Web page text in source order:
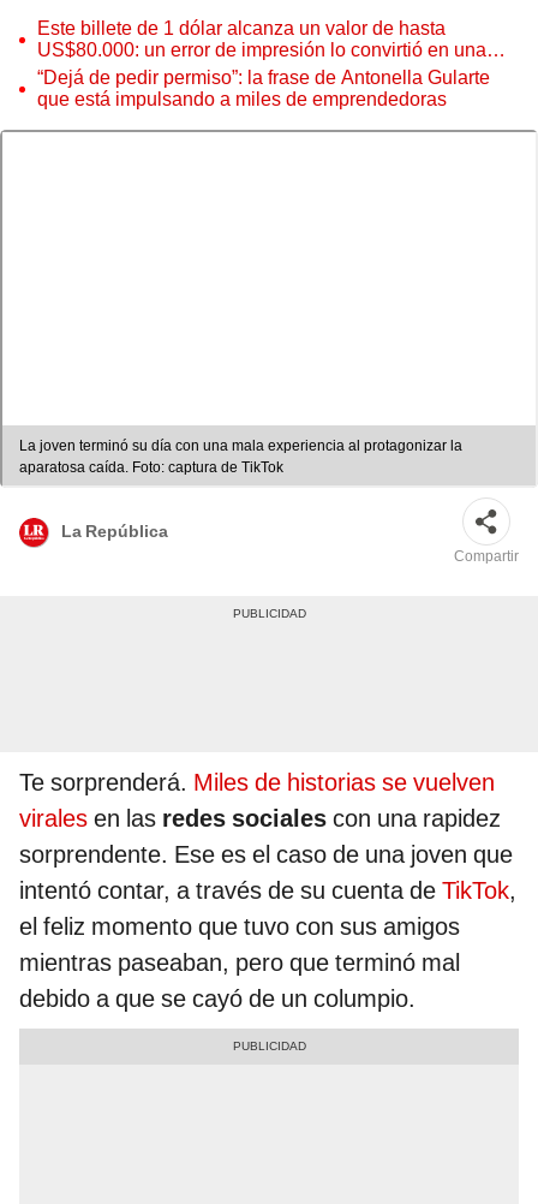
Este billete de 1 dólar alcanza un valor de hasta
US$80.000: un error de impresión lo convirtió en una
pieza única que hoy buscan coleccionistas de todo el
mundo
“Dejá de pedir permiso”: la frase de Antonella Gularte
que está impulsando a miles de emprendedoras
La joven terminó su día con una mala experiencia al protagonizar la
aparatosa caída. Foto: captura de TikTok
La República
Compartir
Te sorprenderá. Miles de historias se vuelven
virales en las redes sociales con una rapidez
sorprendente. Ese es el caso de una joven que
intentó contar, a través de su cuenta de TikTok,
el feliz momento que tuvo con sus amigos
mientras paseaban, pero que terminó mal
debido a que se cayó de un columpio.